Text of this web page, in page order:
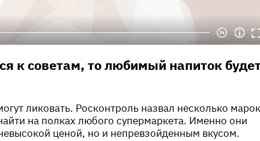
к советам, то любимый напиток
ликовать. Росконтроль назвал несколько марок
на полках любого супермаркета. Именно они
ценой, но и непревзойденным вкусом.